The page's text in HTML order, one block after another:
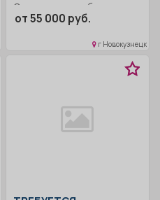
Осуществлять сбор заявок
с помощью ТСД...
от 55 000 руб.
г Новокузнецк